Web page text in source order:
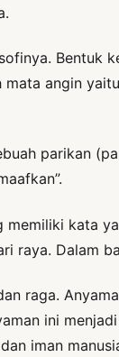
angin
parikan
kata
raya. Dalam
raga.
ini
iman